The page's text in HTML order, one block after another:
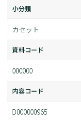
小分類
カセット
資料コード
000000
内容コード
D000000965